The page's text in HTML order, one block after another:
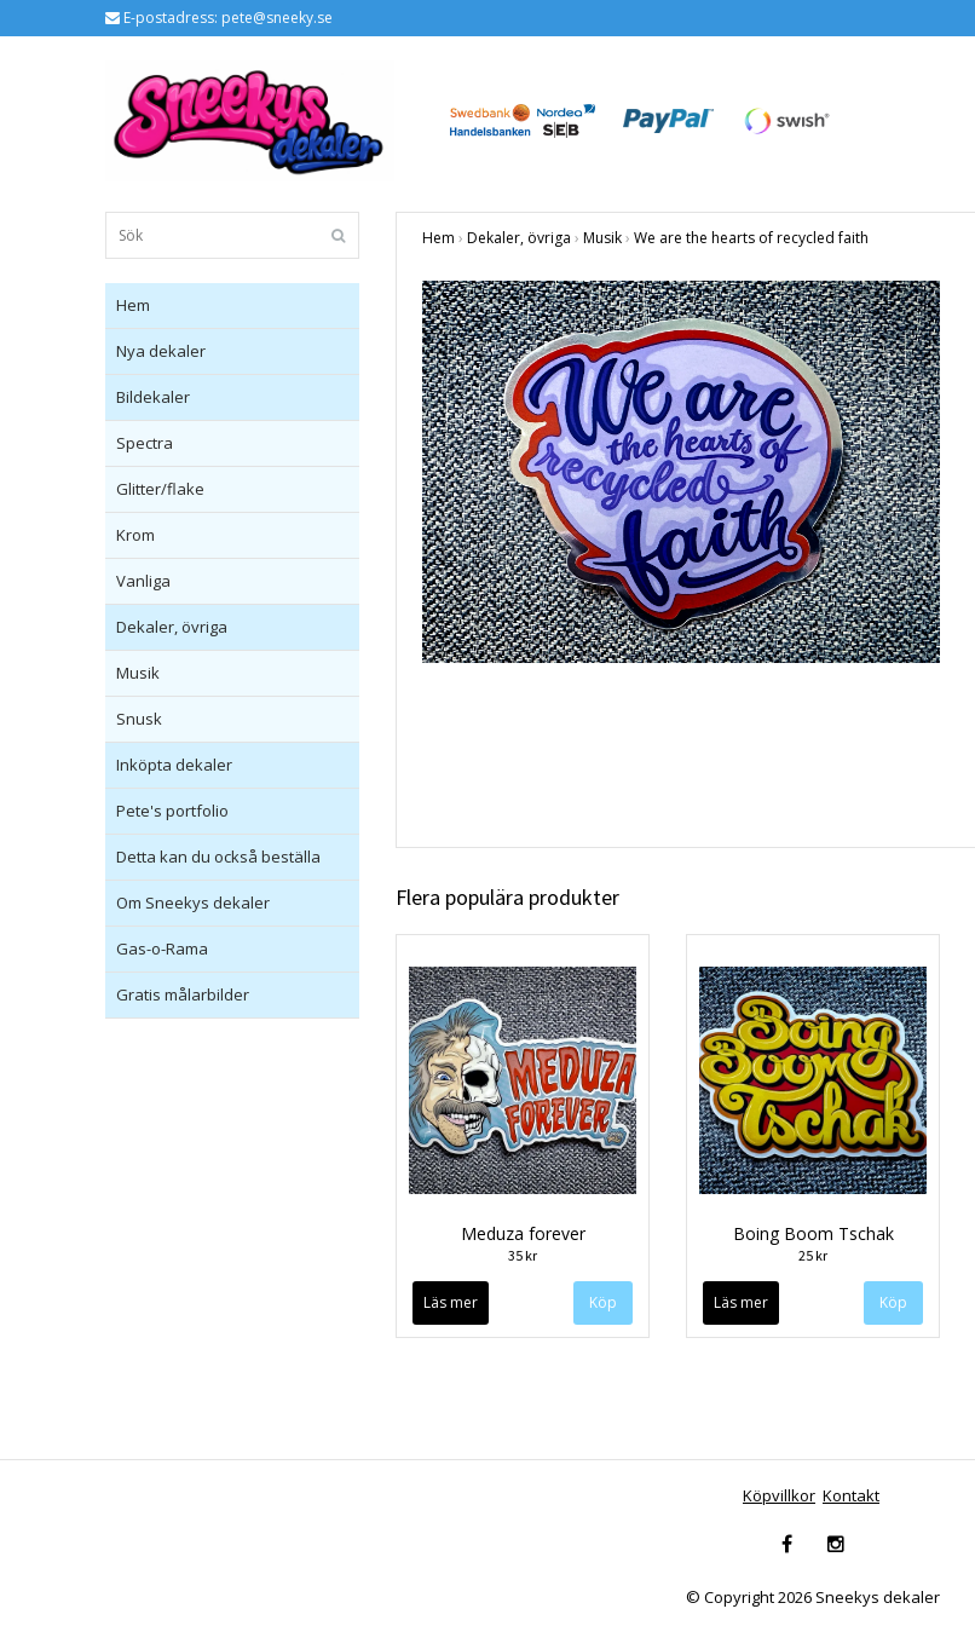
E-postadress: pete@sneeky.se
Hem
Nya dekaler
Bildekaler
Spectra
Glitter/flake
Krom
Vanliga
Dekaler, övriga
Musik
Snusk
Inköpta dekaler
Pete's portfolio
Detta kan du också beställa
Om Sneekys dekaler
Gas-o-Rama
Gratis målarbilder
Hem › Dekaler, övriga › Musik› We are the hearts of recycled faith
Flera populära produkter
Meduza forever
35 kr
Läs mer
Boing Boom Tschak
25 kr
Läs mer
Köpvillkor Kontakt
© Copyright 2026 Sneekys dekaler